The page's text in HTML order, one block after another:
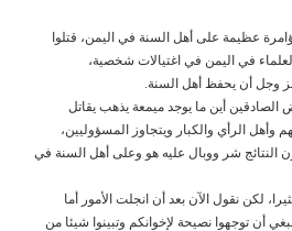
عظيمة على أهل السنة في اليمن، قتلوا
في اليمن في اغتيالات شخصية،
وجل أن يحفظ أهل السنة.
أين ما يوجد ميمعة يذهب يقاتل
وأهل الرأي والكبار ويتجاوز المسؤوليين،
النتائج شر ووبال عليه هو وعلى أهل السنة في
لكن نقول الآن بعد أن انجلت الأمور أما
أن توجهوا نصيحة لإخوانكم وتبينوا شيئا من